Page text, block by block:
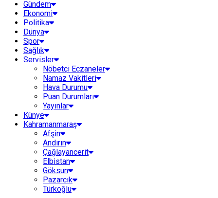
Gündem
Ekonomi
Politika
Dünya
Spor
Sağlık
Servisler
Nöbetçi Eczaneler
Namaz Vakitleri
Hava Durumu
Puan Durumları
Yayınlar
Künye
Kahramanmaraş
Afşin
Andırın
Çağlayancerit
Elbistan
Göksun
Pazarcık
Türkoğlu